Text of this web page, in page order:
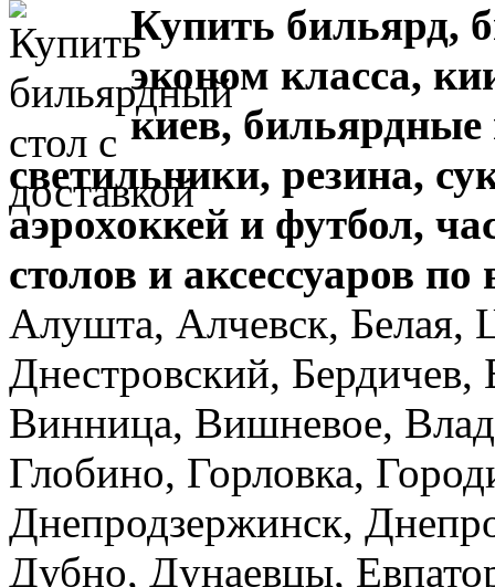
Купить бильярд,
эконом класса,
киев, бильярдные
светильники, резина,
аэрохоккей и футбол,
столов и аксессуаров
Алушта, Алчевск, Белая,
Днестровский,
Винница, Вишневое,
Глобино, Горловка,
Днепродзержинск,
Дубно, Дунаевцы,